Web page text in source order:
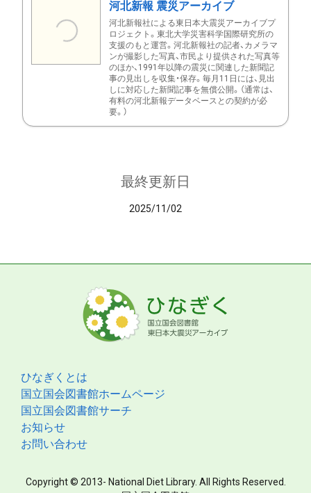
河北新報 震災アーカイブ
河北新報社による東日本大震災アーカイブプ
ロジェクト。東北大学災害科学国際研究所の
支援のもと運営。河北新報社の記者、カメラマ
ンが撮影した写真、市民より提供された写真等
のほか、1991年以降の震災に関連した新聞記
事の見出しを収集・保存。毎月11日には、見出
しに対応した新聞記事を無償公開。（通常は、
有料の河北新報データベースとの契約が必
要。）
最終更新日
2025/11/02
ひなぎくとは
国立国会図書館ホームページ
国立国会図書館サーチ
お知らせ
お問い合わせ
Copyright © 2013- National Diet Library. All Rights Reserved.